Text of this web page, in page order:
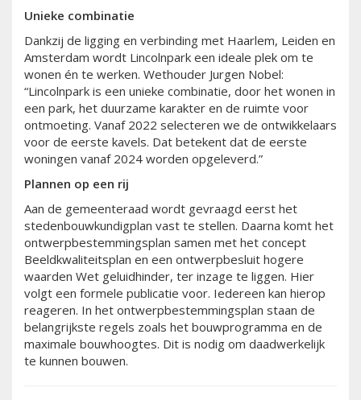
Unieke combinatie
Dankzij de ligging en verbinding met Haarlem, Leiden en
Amsterdam wordt Lincolnpark een ideale plek om te
wonen én te werken. Wethouder Jurgen Nobel:
“Lincolnpark is een unieke combinatie, door het wonen in
een park, het duurzame karakter en de ruimte voor
ontmoeting. Vanaf 2022 selecteren we de ontwikkelaars
voor de eerste kavels. Dat betekent dat de eerste
woningen vanaf 2024 worden opgeleverd.”
Plannen op een rij
Aan de gemeenteraad wordt gevraagd eerst het
stedenbouwkundigplan vast te stellen. Daarna komt het
ontwerpbestemmingsplan samen met het concept
Beeldkwaliteitsplan en een ontwerpbesluit hogere
waarden Wet geluidhinder, ter inzage te liggen. Hier
volgt een formele publicatie voor. Iedereen kan hierop
reageren. In het ontwerpbestemmingsplan staan de
belangrijkste regels zoals het bouwprogramma en de
maximale bouwhoogtes. Dit is nodig om daadwerkelijk
te kunnen bouwen.